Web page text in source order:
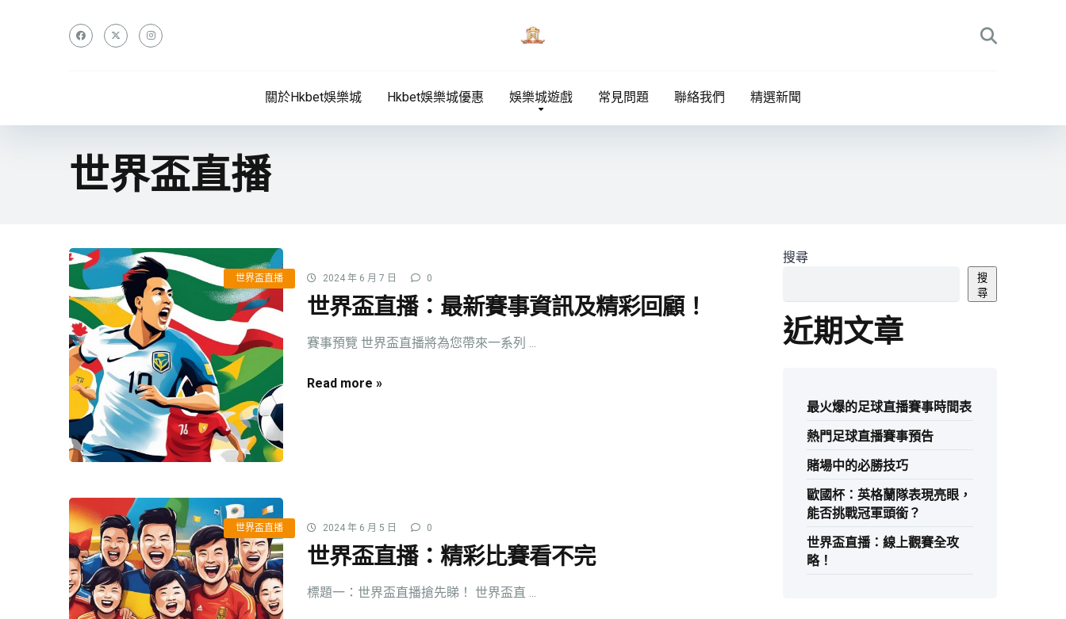
關於Hkbet娛樂城 Hkbet娛樂城優惠 娛樂城遊戲 常見問題 聯絡我們 精選新聞
世界盃直播
世界盃直播 2024 年 6 月 7 日 0
世界盃直播：最新賽事資訊及精彩回顧！
賽事預覽 世界盃直播將為您帶來一系列 ...
Read more »
世界盃直播 2024 年 6 月 5 日 0
世界盃直播：精彩比賽看不完
標題一：世界盃直播搶先睇！ 世界盃直 ...
搜尋
搜
尋
近期文章
最火爆的足球直播賽事時間表
熱門足球直播賽事預告
賭場中的必勝技巧
歐國杯：英格蘭隊表現亮眼，
能否挑戰冠軍頭銜？
世界盃直播：線上觀賽全攻
略！